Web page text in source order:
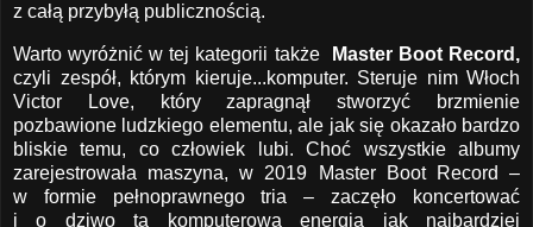
z całą przybyłą publicznością.
Warto wyróżnić w tej kategorii także
Master Boot Record,
czyli zespół, którym kieruje...komputer. Steruje nim Włoch
Victor Love, który zapragnął stworzyć brzmienie
pozbawione ludzkiego elementu, ale jak się okazało bardzo
bliskie temu, co człowiek lubi. Choć wszystkie albumy
zarejestrowała maszyna, w 2019 Master Boot Record –
w formie pełnoprawnego tria – zaczęło koncertować
i o dziwo ta komputerowa energia jak najbardziej